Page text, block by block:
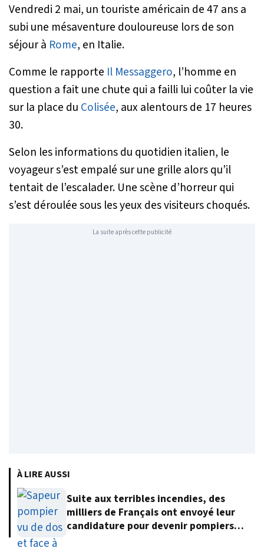
Vendredi 2 mai, un touriste américain de 47 ans a
subi une mésaventure douloureuse lors de son
séjour à Rome, en Italie.
Comme le rapporte Il Messaggero, l’homme en
question a fait une chute qui a failli lui coûter la vie
sur la place du Colisée, aux alentours de 17 heures
30.
Selon les informations du quotidien italien, le
voyageur s’est empalé sur une grille alors qu’il
tentait de l’escalader. Une scène d’horreur qui
s’est déroulée sous les yeux des visiteurs choqués.
La suite après cette publicité
À LIRE AUSSI
Suite aux terribles incendies, des
milliers de Français ont envoyé leur
candidature pour devenir pompiers